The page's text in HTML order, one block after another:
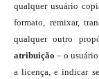
qualquer usuário
formato, remixar,
qualquer outro
atribuição – o
a licença, e indicar